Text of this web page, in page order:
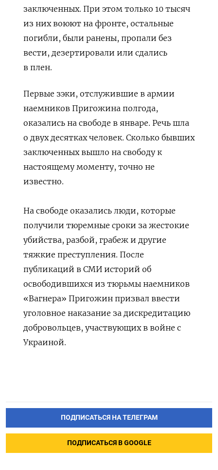
заключенных. При этом только 10 тысяч
из них воюют на фронте, остальные
погибли, были ранены, пропали без
вести, дезертировали или сдались
в плен.
Первые зэки, отслужившие в армии
наемников Пригожина полгода,
оказались на свободе в январе. Речь шла
о двух десятках человек. Сколько бывших
заключенных вышло на свободу к
настоящему моменту, точно не
известно.
На свободе оказались люди, которые
получили тюремные сроки за жестокие
убийства, разбой, грабеж и другие
тяжкие преступления. После
публикаций в СМИ историй об
освободившихся из тюрьмы наемников
«Вагнера» Пригожин призвал ввести
уголовное наказание за дискредитацию
добровольцев, участвующих в войне с
Украиной.
ПОДПИСАТЬСЯ НА ТЕЛЕГРАМ
ПОДПИСАТЬСЯ В GOOGLE